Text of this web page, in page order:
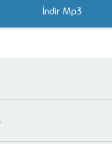
İndir Mp3